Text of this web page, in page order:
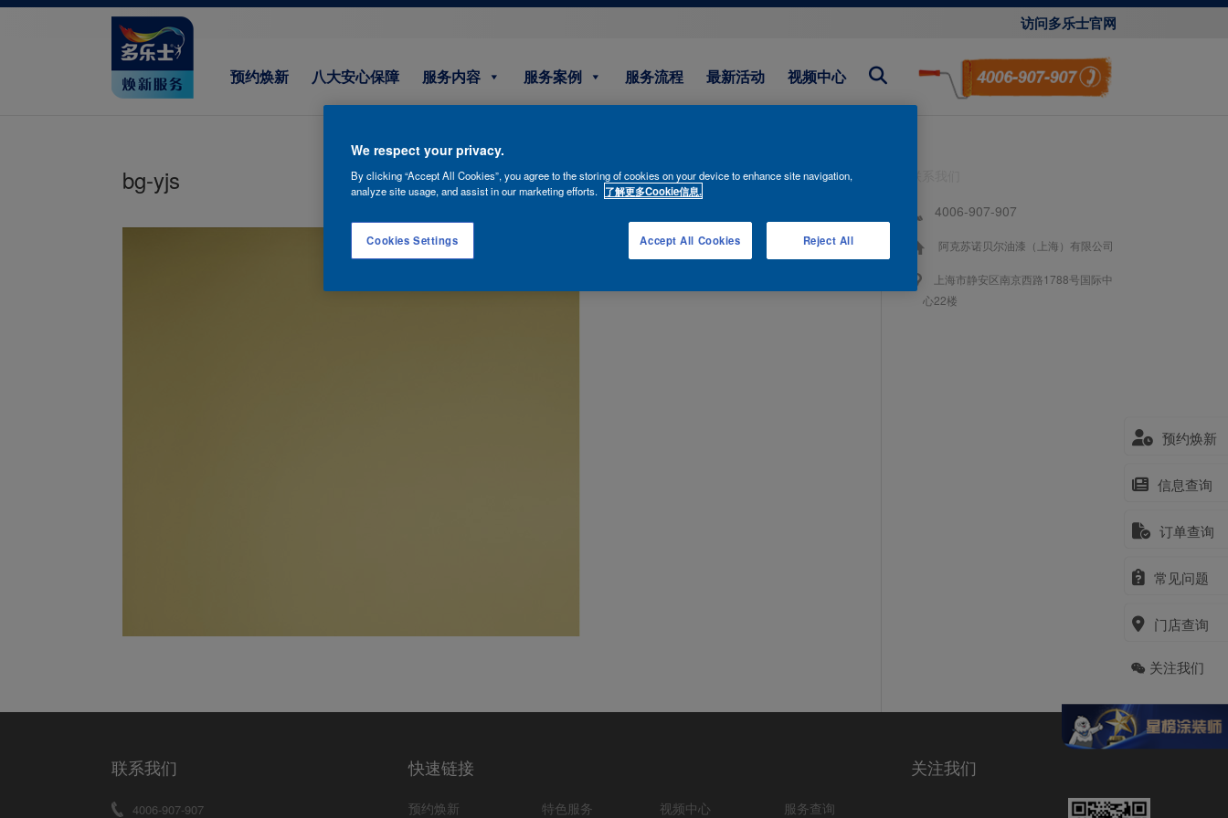
访问多乐士官网
预约焕新 八大安心保障 服务内容 服务案例 服务流程 最新活动 视频中心
预约焕新
信息查询
订单查询
常见问题
门店查询
关注我们
bg-yjs
4006-907-907
阿克苏诺贝尔油漆（上海）有限公司
上海市静安区南京西路1788号国际中
心22楼
联系我们
4006-907-907
快速链接
预约焕新 特色服务 视频中心 服务查询
关注我们
We respect your privacy.
By clicking “Accept All Cookies”, you agree to the storing of cookies on your device to enhance site navigation,
analyze site usage, and assist in our marketing efforts.
了解更多Cookie信息.
Cookies Settings Reject All
Accept All Cookies